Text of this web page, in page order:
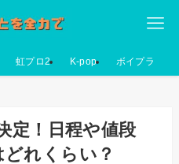
虹プロ2 K-pop ボイプラ
定！日程や値段
れくらい？